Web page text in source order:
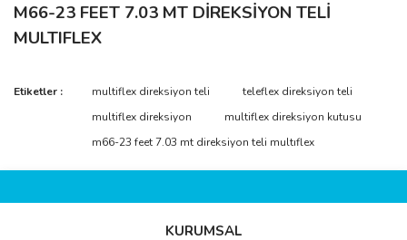
M66-23 FEET 7.03 MT DİREKSİYON TELİ
MULTIFLEX
Bu ürüne ilk yorumu siz yapın!
Yorum Yaz
Bu ürünün fiyat bilgisi, resim, ürün açıklamalarında ve diğer
tarafımıza iletebilirsiniz.
Görüş ve önerileriniz için teşekkür ederiz.
Ürün bilgilerinde hatalar bulunuyor.
Etiketler : multiflex direksiyon teli
teleflex direksiyon teli
multiflex direksiyon
multiflex direksiyon kutusu
m66-23 feet 7.03 mt direksiyon teli multıflex
KURUMSAL